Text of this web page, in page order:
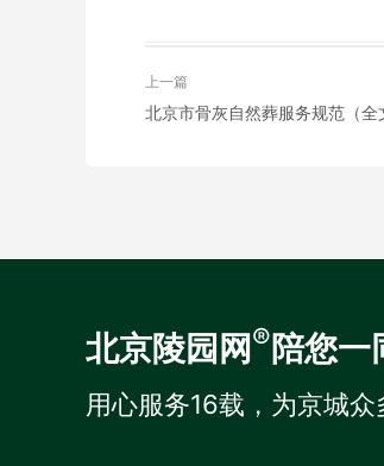
上一篇
北京市骨灰自然葬服务规范（全
北京陵园网 ®陪您一
用心服务16载，为京城